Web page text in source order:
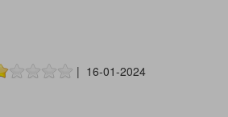
| 16-01-2024